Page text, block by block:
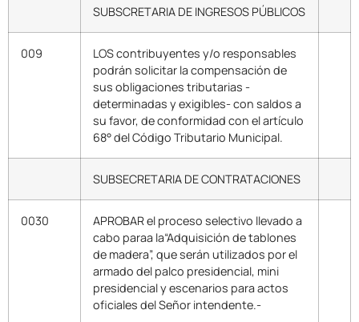
SUBSCRETARIA DE INGRESOS PÚBLICOS
009
LOS contribuyentes y/o responsables
podrán solicitar la compensación de
sus obligaciones tributarias -
determinadas y exigibles- con saldos a
su favor, de conformidad con el artículo
68° del Código Tributario Municipal.
SUBSECRETARIA DE CONTRATACIONES
0030
APROBAR el proceso selectivo llevado a
cabo paraa la“Adquisición de tablones
de madera”, que serán utilizados por el
armado del palco presidencial, mini
presidencial y escenarios para actos
oficiales del Señor intendente.-